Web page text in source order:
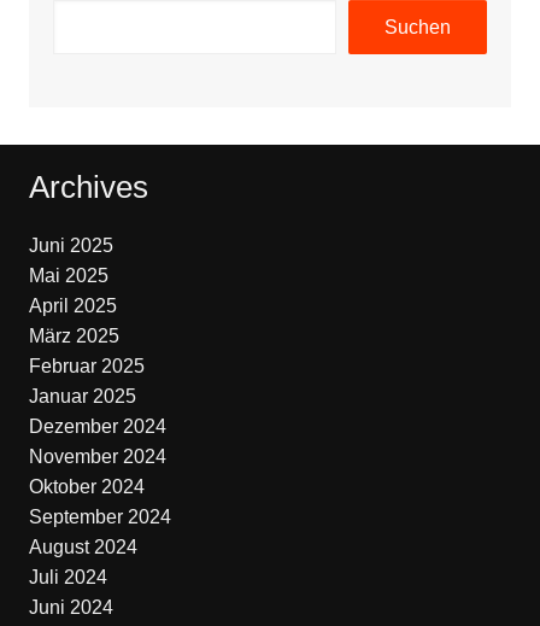
Suchen
Archives
Juni 2025
Mai 2025
April 2025
März 2025
Februar 2025
Januar 2025
Dezember 2024
November 2024
Oktober 2024
September 2024
August 2024
Juli 2024
Juni 2024